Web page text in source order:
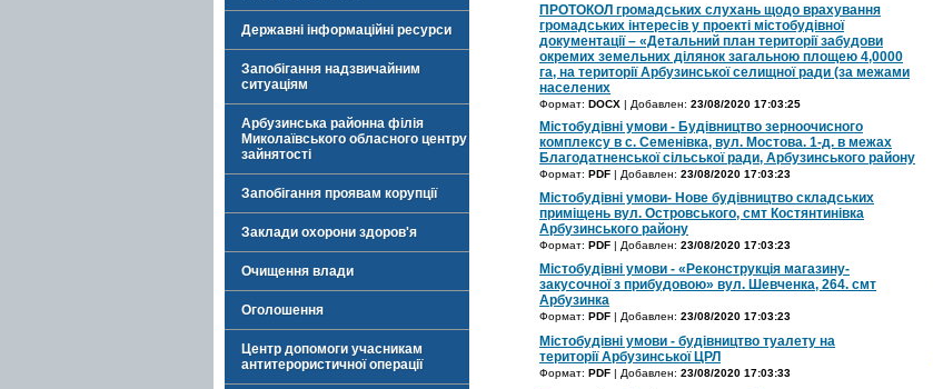
Державні інформаційні ресурси
Запобігання надзвичайним
ситуаціям
Арбузинська районна філія
Миколаївського обласного центру
зайнятості
Запобігання проявам корупції
Заклади охорони здоров'я
Очищення влади
Оголошення
Центр допомоги учасникам
антитерористичної операції
ПРОТОКОЛ громадських слухань щодо врахування
громадських інтересів у проекті містобудівної
документації – «Детальний план території забудови
окремих земельних ділянок загальною площею 4,0000
га, на території Арбузинської селищної ради (за межами
населених
Формат: DOCX | Добавлен: 23/08/2020 17:03:25
Містобудівні умови - Будівництво зерноочисного
комплексу в с. Семенівка, вул. Мостова. 1-д. в межах
Благодатненської сільської ради, Арбузинського району
Формат: PDF | Добавлен: 23/08/2020 17:03:23
Містобудівні умови- Нове будівництво складських
приміщень вул. Островського, смт Костянтинівка
Арбузинського району
Формат: PDF | Добавлен: 23/08/2020 17:03:23
Містобудівні умови - «Реконструкція магазину-
закусочної з прибудовою» вул. Шевченка, 264. смт
Арбузинка
Формат: PDF | Добавлен: 23/08/2020 17:03:23
Містобудівні умови - будівництво туалету на
території Арбузинської ЦРЛ
Формат: PDF | Добавлен: 23/08/2020 17:03:33